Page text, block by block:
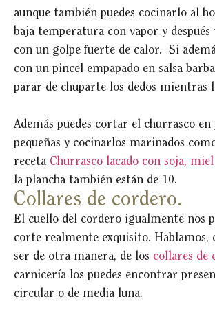
aunque también puedes cocinarlo al
baja temperatura con vapor y
con un golpe fuerte de calor. Si
con un pincel empapado en salsa
parar de chuparte los dedos mientras
Además puedes cortar el churrasco en
pequeñas y cocinarlos marinados
receta Churrasco lacado con soja,
la plancha también están de 10.
Collares de cordero.
El cuello del cordero igualmente nos
corte realmente exquisito. Hablamos,
ser de otra manera, de los collares de
carnicería los puedes encontrar
circular o de media luna.